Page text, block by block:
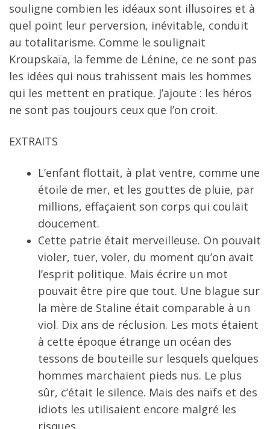
souligne combien les idéaux sont illusoires et à
quel point leur perversion, inévitable, conduit
au totalitarisme. Comme le soulignait
Kroupskaïa, la femme de Lénine, ce ne sont pas
les idées qui nous trahissent mais les hommes
qui les mettent en pratique. J’ajoute : les héros
ne sont pas toujours ceux que l’on croit.
EXTRAITS
L’enfant flottait, à plat ventre, comme une
étoile de mer, et les gouttes de pluie, par
millions, effaçaient son corps qui coulait
doucement.
Cette patrie était merveilleuse. On pouvait
violer, tuer, voler, du moment qu’on avait
l’esprit politique. Mais écrire un mot
pouvait être pire que tout. Une blague sur
la mère de Staline était comparable à un
viol. Dix ans de réclusion. Les mots étaient
à cette époque étrange un océan des
tessons de bouteille sur lesquels quelques
hommes marchaient pieds nus. Le plus
sûr, c’était le silence. Mais des naïfs et des
idiots les utilisaient encore malgré les
risques.